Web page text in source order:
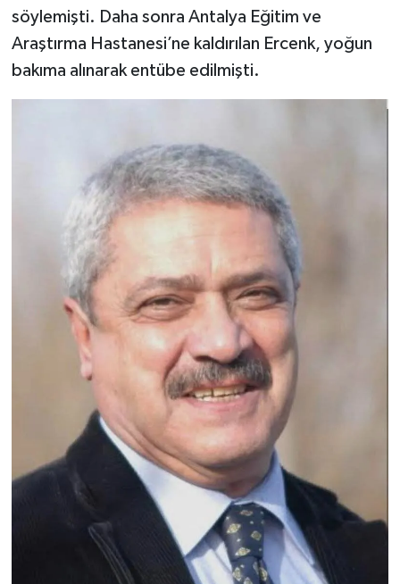
söylemişti. Daha sonra Antalya Eğitim ve
Araştırma Hastanesi’ne kaldırılan Ercenk, yoğun
bakıma alınarak entübe edilmişti.